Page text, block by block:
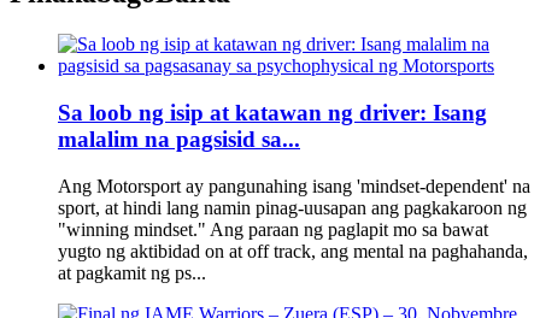
Sa loob ng isip at katawan ng driver: Isang
malalim na pagsisid sa...
Ang Motorsport ay pangunahing isang 'mindset-dependent' na
sport, at hindi lang namin pinag-uusapan ang pagkakaroon ng
"winning mindset." Ang paraan ng paglapit mo sa bawat
yugto ng aktibidad on at off track, ang mental na paghahanda,
at pagkamit ng ps...